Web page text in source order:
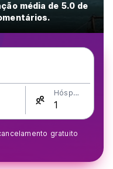
média de 5.0 de
Hóspedes
gratuito